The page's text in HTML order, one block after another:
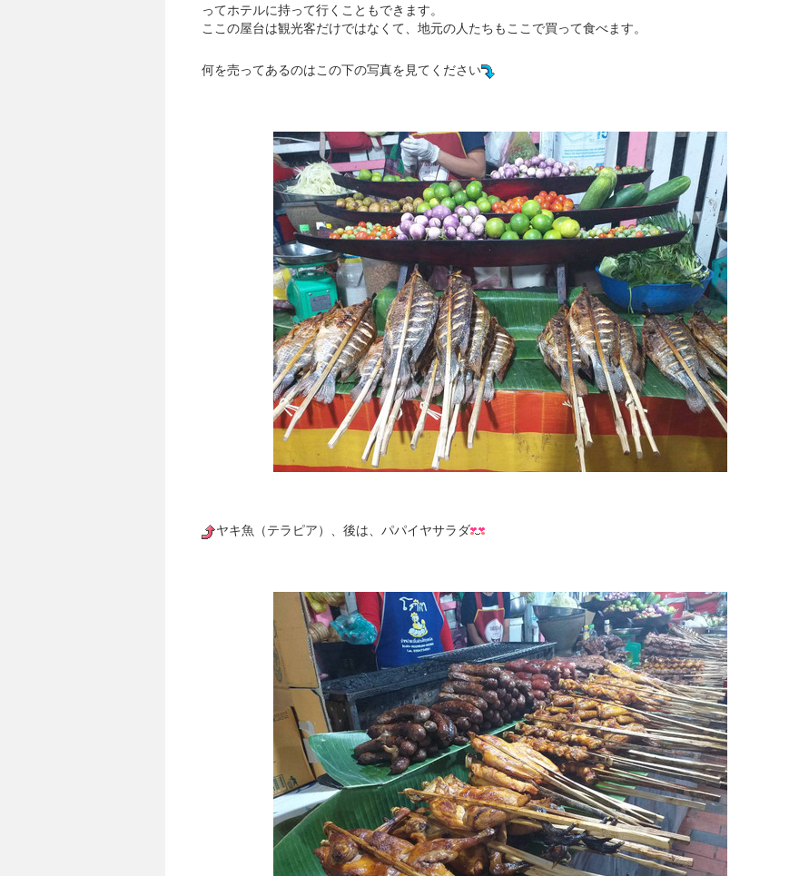
ってホテルに持って行くこともできます。
ここの屋台は観光客だけではなくて、地元の人たちもここで買って食べます。
何を売ってあるのはこの下の写真を見てください
ヤキ魚（テラピア）、後は、パパイヤサラダ